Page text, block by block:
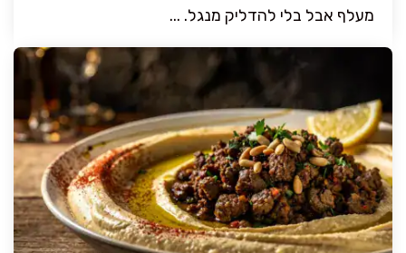
מעלף אבל בלי להדליק מנגל. ...